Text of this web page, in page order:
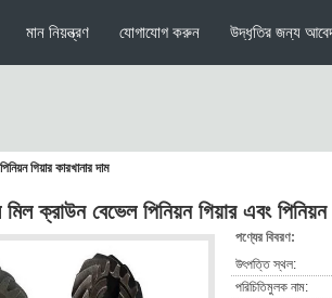
মান নিয়ন্ত্রণ যোগাযোগ করুন উদ্ধৃতির জন্য
গিয়ার কারখানার দাম
ক্রাউন বেভেল পিনিয়ন গিয়ার এবং পিনিয়ন
পণ্যের বিবরণ:
উৎপত্তি স্থল:
পরিচিতিমুলক নাম: